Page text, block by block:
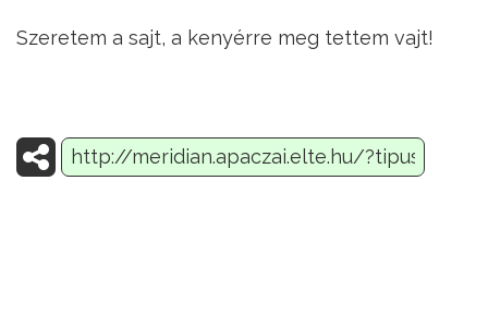
Szeretem a sajt, a kenyérre meg tettem vajt!